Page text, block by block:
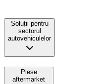
Soluții pentru
sectorul
autovehiculelor
Piese
aftermarket